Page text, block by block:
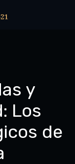
y
Los
de